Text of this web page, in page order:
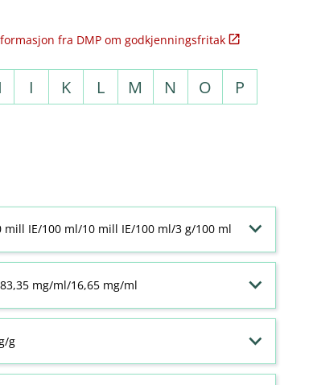
fra DMP om godkjenningsfritak
I K L M N O
P
IE/100 ml/10 mill IE/100 ml/3 g/100 ml
mg/ml/16,65 mg/ml
g